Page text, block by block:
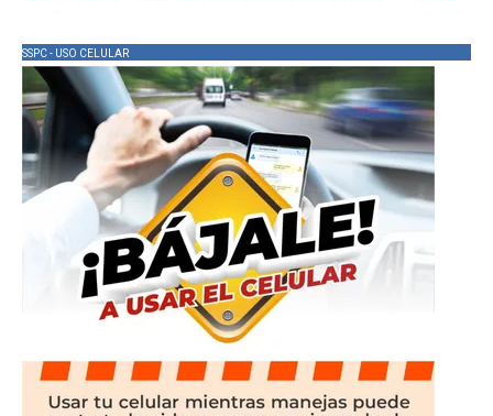
SSPC - USO CELULAR